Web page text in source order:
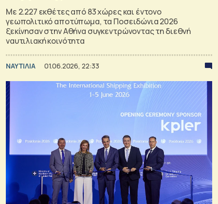
Με 2.227 εκθέτες από 83 χώρες και έντονο
γεωπολιτικό αποτύπωμα, τα Ποσειδώνια 2026
ξεκίνησαν στην Αθήνα συγκεντρώνοντας τη διεθνή
ναυτιλιακή κοινότητα
ΝΑΥΤΙΛΙΑ 01.06.2026, 22:33